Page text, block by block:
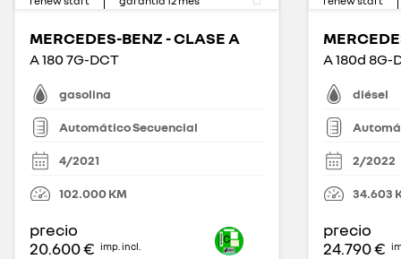
MERCEDES-BENZ - CLASE A
A 180 7G-DCT
gasolina
Automático Secuencial
4/2021
102.000KM
precio
20.600 € imp. incl.
A 180d 8G-
diésel
2/2022
34.603
precio
24.790 €